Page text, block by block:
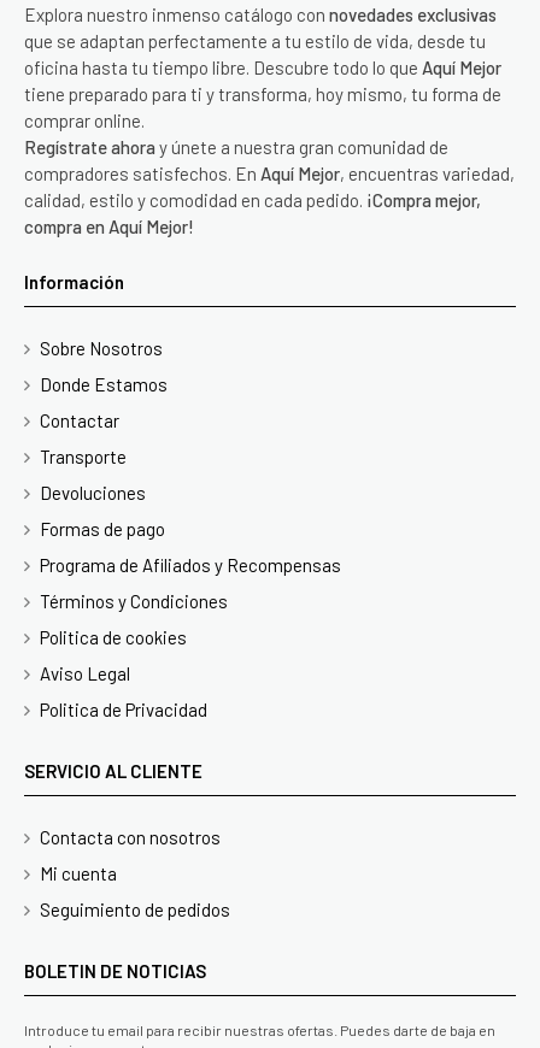
Explora nuestro inmenso catálogo con novedades exclusivas
que se adaptan perfectamente a tu estilo de vida, desde tu
oficina hasta tu tiempo libre. Descubre todo lo que Aquí Mejor
tiene preparado para ti y transforma, hoy mismo, tu forma de
comprar online.
Regístrate ahora y únete a nuestra gran comunidad de
compradores satisfechos. En Aquí Mejor, encuentras variedad,
calidad, estilo y comodidad en cada pedido. ¡Compra mejor,
compra en Aquí Mejor!
Información
Sobre Nosotros
Donde Estamos
Contactar
Transporte
Devoluciones
Formas de pago
Programa de Afiliados y Recompensas
Términos y Condiciones
Politica de cookies
Aviso Legal
Politica de Privacidad
SERVICIO AL CLIENTE
Contacta con nosotros
Mi cuenta
Seguimiento de pedidos
BOLETIN DE NOTICIAS
Introduce tu email para recibir nuestras ofertas. Puedes darte de baja en